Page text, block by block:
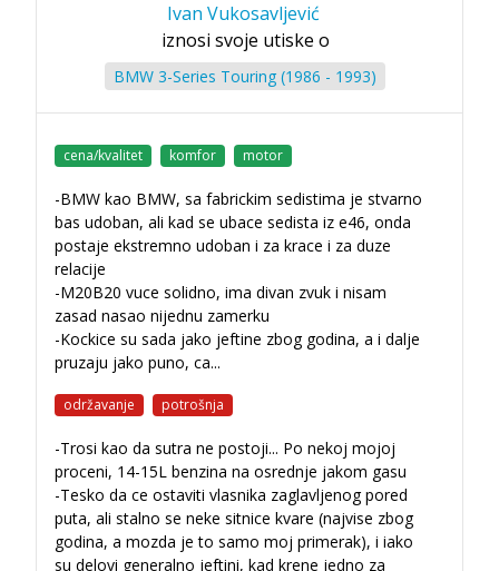
Ivan Vukosavljević
iznosi svoje utiske o
BMW 3-Series Touring (1986 - 1993)
cena/kvalitet komfor motor
-BMW kao BMW, sa fabrickim sedistima je stvarno
bas udoban, ali kad se ubace sedista iz e46, onda
postaje ekstremno udoban i za krace i za duze
relacije
-M20B20 vuce solidno, ima divan zvuk i nisam
zasad nasao nijednu zamerku
-Kockice su sada jako jeftine zbog godina, a i dalje
pruzaju jako puno, ca...
održavanje potrošnja
-Trosi kao da sutra ne postoji... Po nekoj mojoj
proceni, 14-15L benzina na osrednje jakom gasu
-Tesko da ce ostaviti vlasnika zaglavljenog pored
puta, ali stalno se neke sitnice kvare (najvise zbog
godina, a mozda je to samo moj primerak), i iako
su delovi generalno jeftini, kad krene jedno za